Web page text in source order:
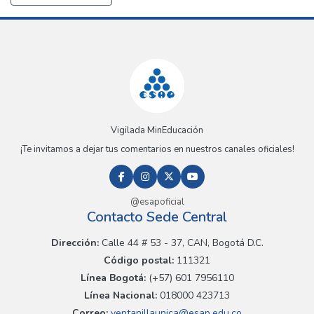
Vigilada MinEducación
¡Te invitamos a dejar tus comentarios en nuestros canales oficiales!
@esapoficial
Contacto Sede Central
Dirección:Calle 44 # 53 - 37, CAN, Bogotá D.C.
Código postal: 111321
Línea Bogotá:(+57) 601 7956110
Línea Nacional: 018000 423713